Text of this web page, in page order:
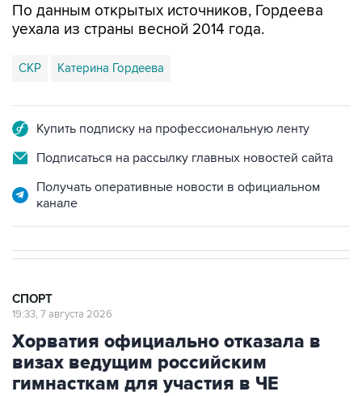
По данным открытых источников, Гордеева
уехала из страны весной 2014 года.
СКР Катерина Гордеева
Купить подписку на профессиональную ленту
Подписаться на рассылку главных новостей сайта
Получать оперативные новости в официальном
канале
СПОРТ
19:33, 7 августа 2026
Хорватия официально отказала в
визах ведущим российским
гимнасткам для участия в ЧЕ